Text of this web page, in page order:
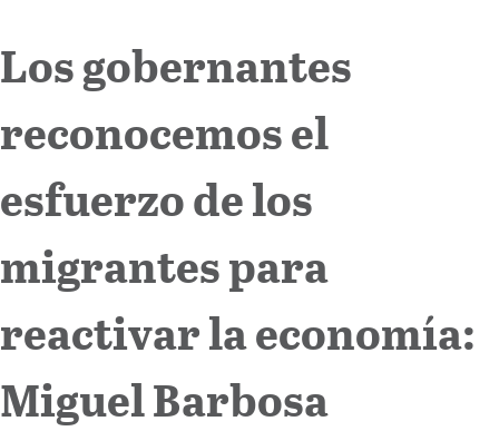
Colaboradores
Internacional
Cultura
Los gobernantes
reconocemos el
esfuerzo de los
migrantes para
reactivar la economía:
Miguel Barbosa